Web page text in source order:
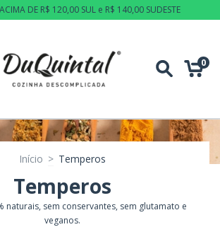
ACIMA DE R$ 120,00 SUL e R$ 140,00 SUDESTE
0
Início > Temperos
Temperos
naturais, sem conservantes, sem glutamato e
veganos.